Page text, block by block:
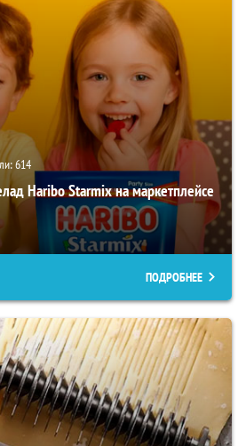
614
Haribo Starmix на маркетплейсе
ПОДРОБНЕЕ